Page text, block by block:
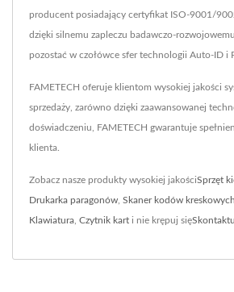
producent posiadający certyfikat ISO-9001/
dzięki silnemu zapleczu badawczo-
pozostać w czołówce sfer technologii Auto-ID i
FAMETECH oferuje klientom wysokiej jakości
sprzedaży, zarówno dzięki zaawansowanej
doświadczeniu, FAMETECH gwarantuje
klienta.
Zobacz nasze produkty wysokiej jakościSprzęt
Drukarka paragonów Skaner kodów kreskowych
Klawiatura Czytnik kart i nie krępuj się